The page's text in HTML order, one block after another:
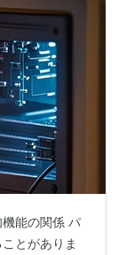
能の関係 パ
とがありま